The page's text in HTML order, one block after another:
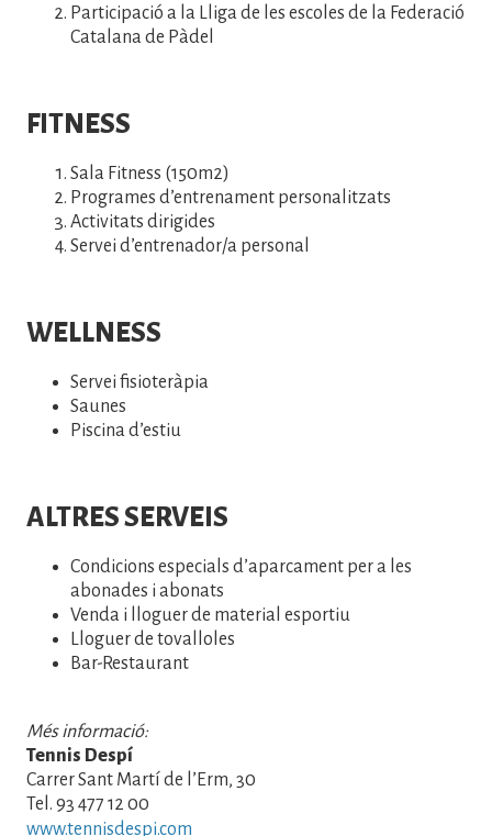
Participació a la Lliga de les escoles de la Federació
Catalana de Pàdel
FITNESS
Sala Fitness (150m2)
Programes d’entrenament personalitzats
Activitats dirigides
Servei d’entrenador/a personal
WELLNESS
Servei fisioteràpia
Saunes
Piscina d’estiu
ALTRES SERVEIS
Condicions especials d’aparcament per a les
abonades i abonats
Venda i lloguer de material esportiu
Lloguer de tovalloles
Bar-Restaurant
Més informació:
Tennis Despí
Carrer Sant Martí de l’Erm, 30
Tel. 93 477 12 00
www.tennisdespi.com